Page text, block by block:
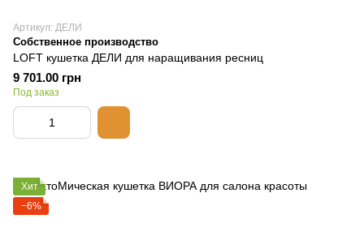
Артикул: ДЕЛИ
Собственное производство
LOFT кушетка ДЕЛИ для наращивания ресниц
9 701.00 грн
Под заказ
Хит
−6%